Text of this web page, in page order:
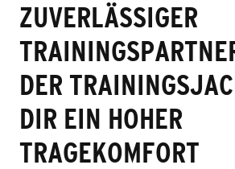
ZUVERLÄSSIGER
DER
DIR EIN HOHER
TRAGEKOMFORT